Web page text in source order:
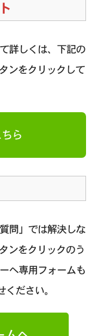
詳しくは、下記の
ンをクリックして
ら
問」では解決しな
ンをクリックのう
へ専用フォームも
ださい。